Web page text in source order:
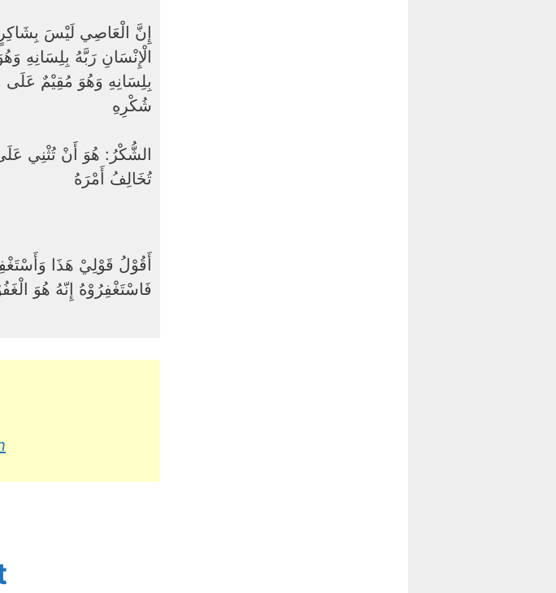
إِنَّ الْعَاصِي لَيْسَ بِشَاكِرٍ
الْإِنْسَانِ رَبَّهُ بِلِسَانِهِ
بِلِسَانِهِ وَهُوَ مُقِيْمٌ
شُكْرِهِ
الشُّكْرُ: هُوَ أَنْ تُثْنِي
تُخَالِفُ أَمْرَهُ
أَقُوْلُ قَوْلِيْ هَذَا
فَاسْتَغْفِرُوْهُ إِنّهُ هُوَ